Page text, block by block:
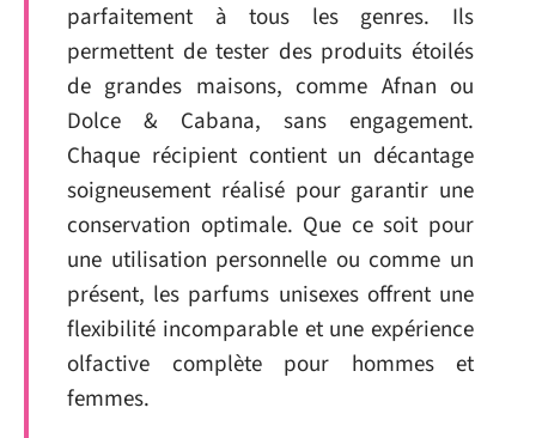
parfaitement à tous les genres. Ils
permettent de tester des produits étoilés
de grandes maisons, comme Afnan ou
Dolce & Cabana, sans engagement.
Chaque récipient contient un décantage
soigneusement réalisé pour garantir une
conservation optimale. Que ce soit pour
une utilisation personnelle ou comme un
présent, les parfums unisexes offrent une
flexibilité incomparable et une expérience
olfactive complète pour hommes et
femmes.